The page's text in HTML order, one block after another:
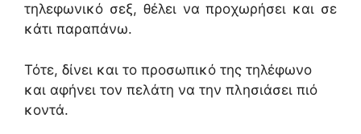
τηλεφωνικό σεξ, θέλει να προχωρήσει και σε
κάτι παραπάνω.
Τότε, δίνει και το προσωπικό της τηλέφωνο
και αφήνει τον πελάτη να την πλησιάσει πιό
κοντά.